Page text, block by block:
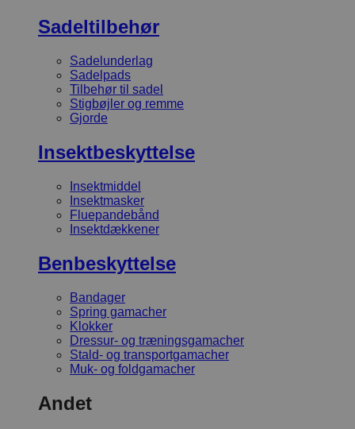
Sadeltilbehør
Sadelunderlag
Sadelpads
Tilbehør til sadel
Stigbøjler og remme
Gjorde
Insektbeskyttelse
Insektmiddel
Insektmasker
Fluepandebånd
Insektdækkener
Benbeskyttelse
Bandager
Spring gamacher
Klokker
Dressur- og træningsgamacher
Stald- og transportgamacher
Muk- og foldgamacher
Andet